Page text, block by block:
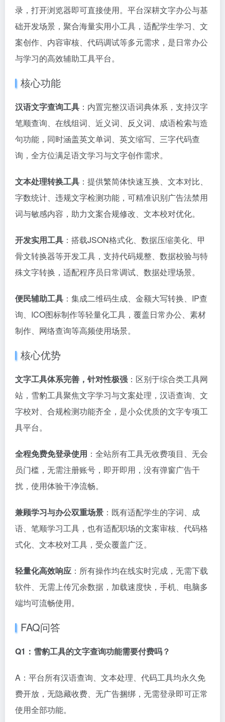
录，打开浏览器即可直接使用。平台深耕文字办公与基
础开发场景，聚合海量实用小工具，适配学生学习、文
案创作、内容审核、代码调试等多元需求，是日常办公
与学习的高效辅助工具平台。
核心功能
汉语文字查询工具 ：内置完整汉语词典体系，支持汉字
笔顺查询、在线组词、近义词、反义词、成语检索与造
句功能，同时涵盖英文单词、英文缩写、三字代码查
询，全方位满足语文学习与文字创作需求。
文本处理转换工具 ：提供繁简体快速互换、文本对比、
字数统计、违规文字检测功能，可精准识别广告法禁用
词与敏感内容，助力文案合规修改、文本校对优化。
开发实用工具 ：搭载JSON格式化、数据压缩美化、甲
骨文转换器等开发工具，支持代码规整、数据校验与特
殊文字转换，适配程序员日常调试、数据处理场景。
便民辅助工具 ：集成二维码生成、金额大写转换、IP查
询、ICO图标制作等轻量化工具，覆盖日常办公、素材
制作、网络查询等高频使用场景。
核心优势
文字工具体系完善，针对性极强 ：区别于综合类工具网
站，雪豹工具聚焦文字学习与文案处理，汉语查询、文
字校对、合规检测功能齐全，是小众优质的文字专项工
具平台。
全程免费免登录使用 ：全站所有工具无收费项目、无会
员门槛，无需注册账号，即开即用，没有弹窗广告干
扰，使用体验干净流畅。
兼顾学习与办公双重场景 ：既有适配学生的字词、成
语、笔顺学习工具，也有适配职场的文案审核、代码格
式化、文本校对工具，受众覆盖广泛。
轻量化高效响应 ：所有操作均在线实时完成，无需下载
软件、无需上传冗余数据，加载速度快，手机、电脑多
端均可流畅使用。
FAQ问答
Q1：雪豹工具的文字查询功能需要付费吗？
A：平台所有汉语查询、文本处理、代码工具均永久免
费开放，无隐藏收费、无广告捆绑，无需登录即可正常
使用全部功能。